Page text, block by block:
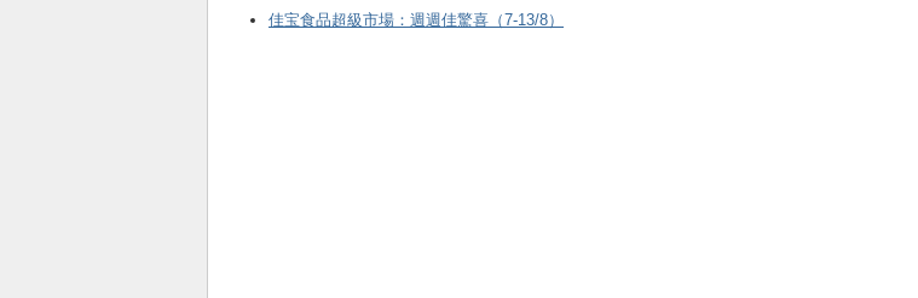
佳宝食品超級市場：週週佳驚喜（7-13/8）